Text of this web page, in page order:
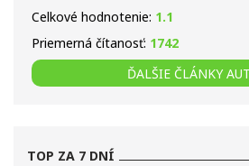
Celkové hodnotenie: 1.1
Priemerná čítanosť: 1742
ĎALŠIE ČLÁNKY
TOP ZA 7 DNÍ